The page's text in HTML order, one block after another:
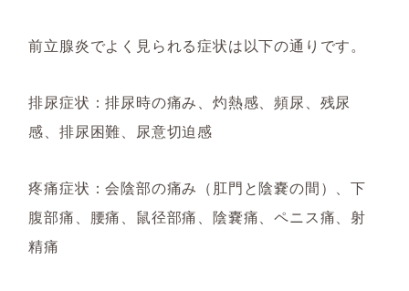
前立腺炎でよく見られる症状は以下の通りです。
排尿症状：排尿時の痛み、灼熱感、頻尿、残尿
感、排尿困難、尿意切迫感
疼痛症状：会陰部の痛み（肛門と陰嚢の間）、下
腹部痛、腰痛、鼠径部痛、陰嚢痛、ペニス痛、射
精痛